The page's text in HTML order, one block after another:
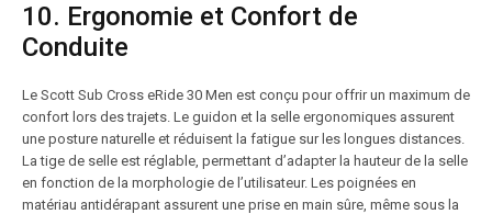
10. Ergonomie et Confort de
Conduite
Le Scott Sub Cross eRide 30 Men est conçu pour offrir un maximum de
confort lors des trajets. Le guidon et la selle ergonomiques assurent
une posture naturelle et réduisent la fatigue sur les longues distances.
La tige de selle est réglable, permettant d’adapter la hauteur de la selle
en fonction de la morphologie de l’utilisateur. Les poignées en
matériau antidérapant assurent une prise en main sûre, même sous la